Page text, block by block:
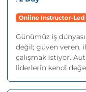
Online Instructor-Led
Günümüz iş
değil; güven veren,
çalışmak istiyor.
liderlerin kendi